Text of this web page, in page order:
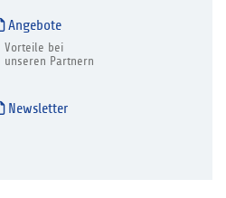
Angebote
Vorteile bei
unseren Partnern
Newsletter